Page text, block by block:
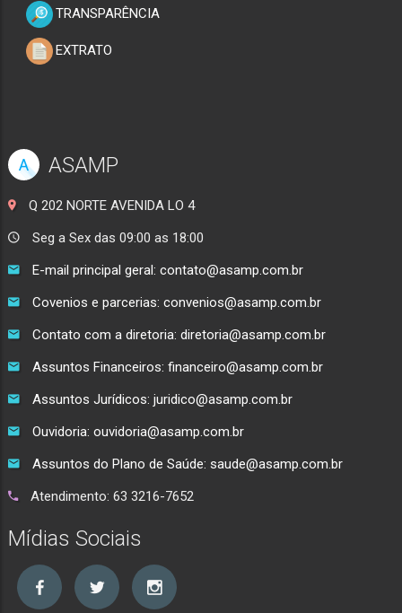
TRANSPARÊNCIA
EXTRATO
A ASAMP
Q 202 NORTE AVENIDA LO 4
Seg a Sex das 09:00 as 18:00
E-mail principal geral: contato@asamp.com.br
Covenios e parcerias: convenios@asamp.com.br
Contato com a diretoria: diretoria@asamp.com.br
Assuntos Financeiros: financeiro@asamp.com.br
Assuntos Jurídicos: juridico@asamp.com.br
Ouvidoria: ouvidoria@asamp.com.br
Assuntos do Plano de Saúde: saude@asamp.com.br
Atendimento: 63 3216-7652
Mídias Sociais